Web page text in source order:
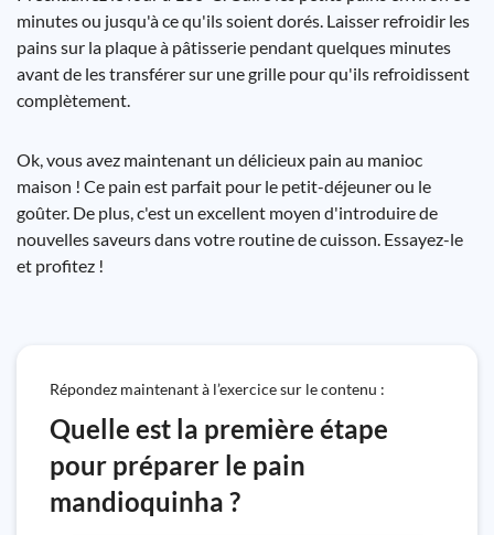
minutes ou jusqu'à ce qu'ils soient dorés. Laisser refroidir les
pains sur la plaque à pâtisserie pendant quelques minutes
avant de les transférer sur une grille pour qu'ils refroidissent
complètement.
Ok, vous avez maintenant un délicieux pain au manioc
maison ! Ce pain est parfait pour le petit-déjeuner ou le
goûter. De plus, c'est un excellent moyen d'introduire de
nouvelles saveurs dans votre routine de cuisson. Essayez-le
et profitez !
Répondez maintenant à l’exercice sur le contenu :
Quelle est la première étape
pour préparer le pain
mandioquinha ?